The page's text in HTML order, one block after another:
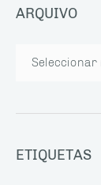
ARQUIVO
ETIQUETAS